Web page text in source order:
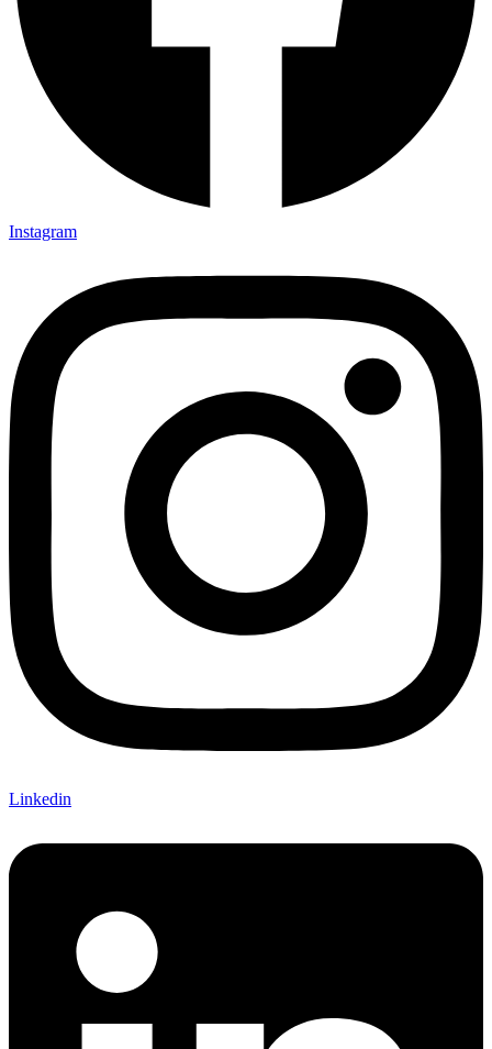
Instagram
Linkedin